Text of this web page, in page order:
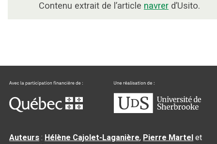
Contenu extrait de l’article navrer d’Usito.
Auteurs : Hélène Cajolet-Laganière, Pierre Martel et